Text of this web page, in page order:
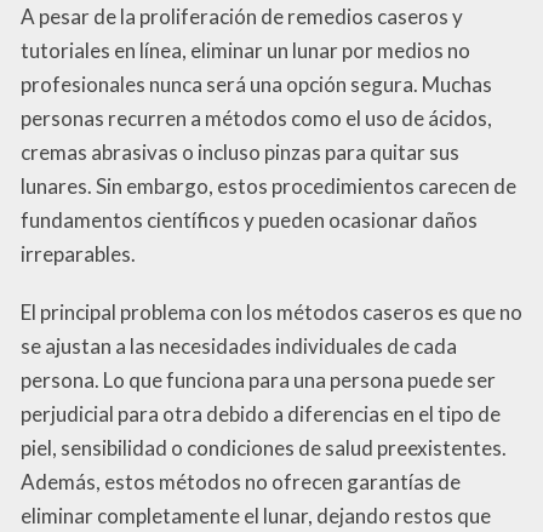
A pesar de la proliferación de remedios caseros y
tutoriales en línea, eliminar un lunar por medios no
profesionales nunca será una opción segura. Muchas
personas recurren a métodos como el uso de ácidos,
cremas abrasivas o incluso pinzas para quitar sus
lunares. Sin embargo, estos procedimientos carecen de
fundamentos científicos y pueden ocasionar daños
irreparables.
El principal problema con los métodos caseros es que no
se ajustan a las necesidades individuales de cada
persona. Lo que funciona para una persona puede ser
perjudicial para otra debido a diferencias en el tipo de
piel, sensibilidad o condiciones de salud preexistentes.
Además, estos métodos no ofrecen garantías de
eliminar completamente el lunar, dejando restos que